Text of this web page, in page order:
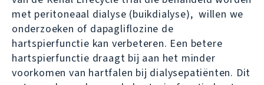
met peritoneaal dialyse (buikdialyse), willen we
onderzoeken of dapagliflozine de
hartspierfunctie kan verbeteren. Een betere
hartspierfunctie draagt bij aan het minder
voorkomen van hartfalen bij dialysepatiënten. Dit